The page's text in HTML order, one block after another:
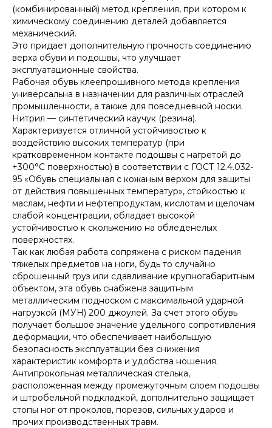
(комбинированный) метод крепления, при котором к
химическому соединению деталей добавляется
механический.
Это придает дополнительную прочность соединению
верха обуви и подошвы, что улучшает
эксплуатационные свойства.
Рабочая обувь клеепрошивного метода крепления
универсальна в назначении для различных отраслей
промышленности, а также для повседневной носки.
Нитрил — синтетический каучук (резина).
Характеризуется отличной устойчивостью к
воздействию высоких температур (при
кратковременном контакте подошвы с нагретой до
+300°С поверхностью) в соответствии с ГОСТ 12.4.032-
95 «Обувь специальная с кожаным верхом для защиты
от действия повышенных температур», стойкостью к
маслам, нефти и нефтепродуктам, кислотам и щелочам
слабой концентрации, обладает высокой
устойчивостью к скольжению на обледенелых
поверхностях.
Так как любая работа сопряжена с риском падения
тяжелых предметов на ноги, будь то случайно
сброшенный груз или сдавливание крупногабаритным
объектом, эта обувь снабжена защитным
металлическим подноском с максимальной ударной
нагрузкой (МУН) 200 джоулей. За счет этого обувь
получает большое значение удельного сопротивления
деформации, что обеспечивает наибольшую
безопасность эксплуатации без снижения
характеристик комфорта и удобства ношения.
Антипрокольная металлическая стелька,
расположенная между промежуточным слоем подошвы
и штробельной подкладкой, дополнительно защищает
стопы ног от проколов, порезов, сильных ударов и
прочих производственных травм.